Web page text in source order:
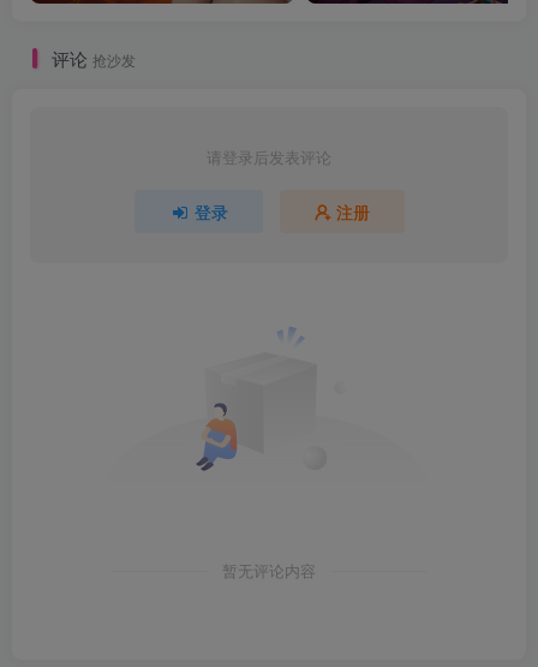
评论 抢沙发
请登录后发表评论
登录 注册
暂无评论内容